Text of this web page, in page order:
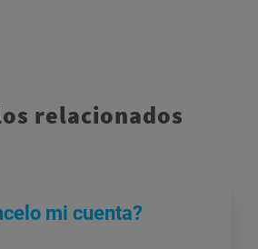
relacionados
mi cuenta?